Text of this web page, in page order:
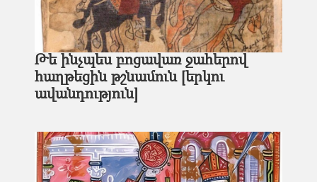
Թե ինչպես բոցավառ ջահերով
հաղթեցին թշնամուն [երկու
ավանդություն]